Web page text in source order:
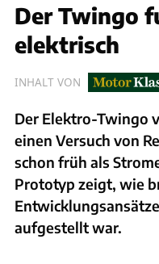
Der Twingo
elektrisch
INHALT VON
Der Elektro-Twingo
einen Versuch von
schon früh als
Prototyp zeigt, wie
aufgestellt war.